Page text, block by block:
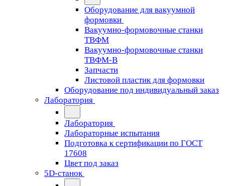
Оборудование для вакуумной
формовки
Вакуумно-формовочные станки
ТВФМ
Вакуумно-формовочные станки
ТВФМ-В
Запчасти
Листовой пластик для формовки
Оборудование под индивидуальный заказ
Лаборатория
Лаборатория
Лабораторные испытания
Подготовка к сертификации по ГОСТ
17608
Цвет под заказ
5D-станок